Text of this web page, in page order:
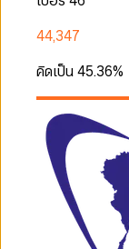
44,347
คิดเป็น45.36%